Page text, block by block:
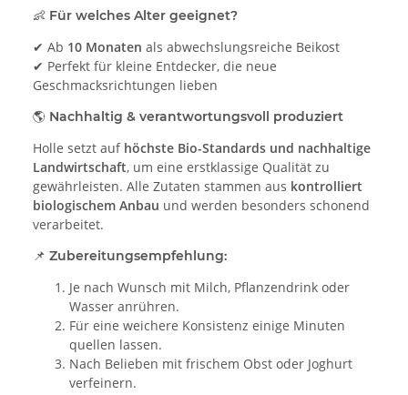
👶 Für welches Alter geeignet?
✔ Ab 10 Monaten als abwechslungsreiche Beikost
✔ Perfekt für kleine Entdecker, die neue
Geschmacksrichtungen lieben
🌎 Nachhaltig & verantwortungsvoll produziert
Holle setzt auf höchste Bio-Standards und nachhaltige
Landwirtschaft, um eine erstklassige Qualität zu
gewährleisten. Alle Zutaten stammen aus kontrolliert
biologischem Anbau und werden besonders schonend
verarbeitet.
📌 Zubereitungsempfehlung:
Je nach Wunsch mit Milch, Pflanzendrink oder
Wasser anrühren.
Für eine weichere Konsistenz einige Minuten
quellen lassen.
Nach Belieben mit frischem Obst oder Joghurt
verfeinern.